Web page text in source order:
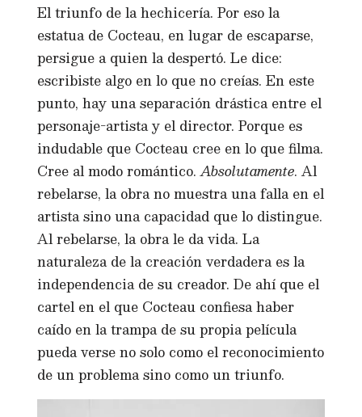
El triunfo de la hechicería. Por eso la
estatua de Cocteau, en lugar de escaparse,
persigue a quien la despertó. Le dice:
escribiste algo en lo que no creías. En este
punto, hay una separación drástica entre el
personaje-artista y el director. Porque es
indudable que Cocteau cree en lo que filma.
Cree al modo romántico.Absolutamente. Al
rebelarse, la obra no muestra una falla en el
artista sino una capacidad que lo distingue.
Al rebelarse, la obra le da vida. La
naturaleza de la creación verdadera es la
independencia de su creador. De ahí que el
cartel en el que Cocteau confiesa haber
caído en la trampa de su propia película
pueda verse no solo como el reconocimiento
de un problema sino como un triunfo.